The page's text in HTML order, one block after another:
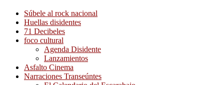
Súbele al rock nacional
Huellas disidentes
71 Decibeles
foco cultural
Agenda Disidente
Lanzamientos
Asfalto Cinema
Narraciones Transeúntes